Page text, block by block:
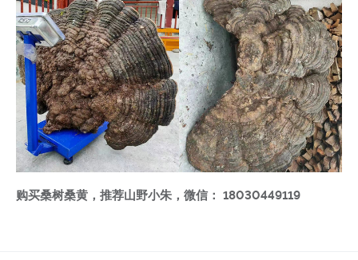
购买桑树桑黄，推荐山野小朱，微信： 18030449119